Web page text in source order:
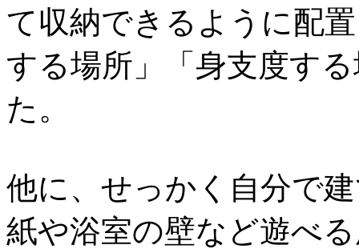
て収納できるように配
する場所」「身支度す
た。
他に、せっかく自分で
紙や浴室の壁など遊べ